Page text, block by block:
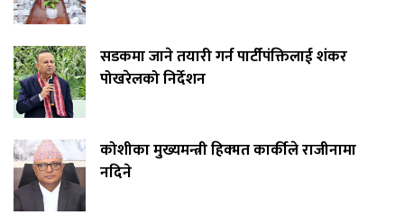
सडकमा जाने तयारी गर्न पार्टीपंक्तिलाई शंकर
पोखरेलको निर्देशन
कोशीका मुख्यमन्त्री हिक्मत कार्कीले राजीनामा
नदिने